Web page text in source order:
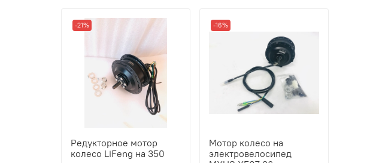
-21%
Редукторное мотор
колесо LiFeng на 350
-16%
Мотор колесо на
электровелосипед